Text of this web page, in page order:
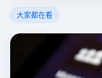
大家都在看